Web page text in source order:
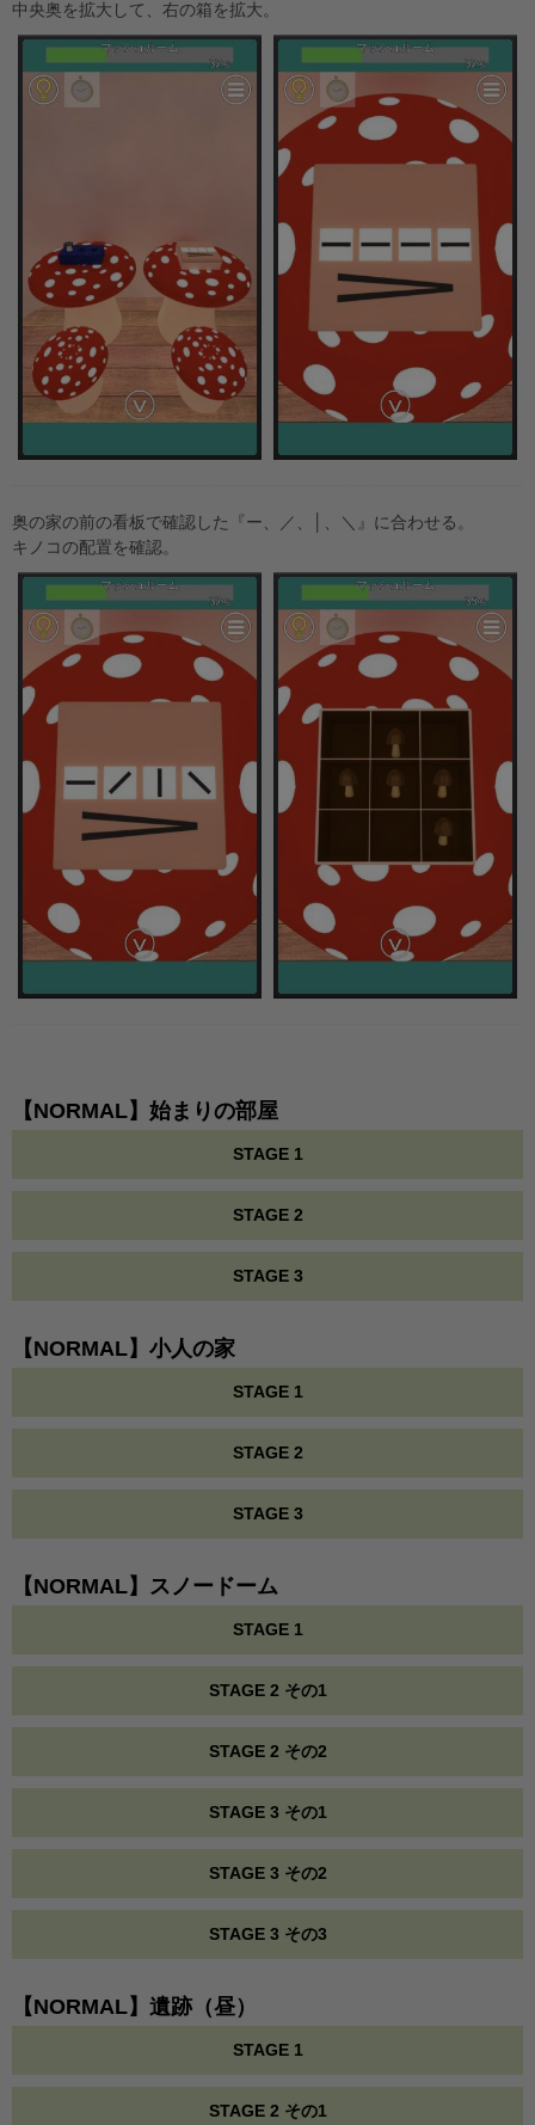
中央奥を拡大して、右の箱を拡大。
奥の家の前の看板で確認した『ー、／、│、＼』に合わせる。
キノコの配置を確認。
【NORMAL】始まりの部屋
STAGE 1
STAGE 2
STAGE 3
【NORMAL】小人の家
STAGE 1
STAGE 2
STAGE 3
【NORMAL】スノードーム
STAGE 1
STAGE 2 その1
STAGE 2 その2
STAGE 3 その1
STAGE 3 その2
STAGE 3 その3
【NORMAL】遺跡（昼）
STAGE 1
STAGE 2 その1